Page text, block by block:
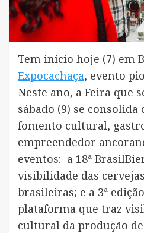
Tem início hoje (7) em
Expocachaça, evento
Neste ano, a Feira que
sábado (9) se
fomento cultural,
empreendedor
eventos: a 18ª
visibilidade das
brasileiras; e a 3ª
plataforma que traz
cultural da produção